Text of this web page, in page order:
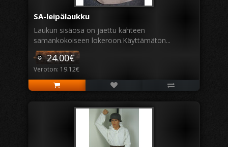
SA-leipälaukku
Laukun sisäosa on jaettu kahteen
samankokoiseen lokeroon.Käyttämätön...
24.00€
Veroton: 19.12€